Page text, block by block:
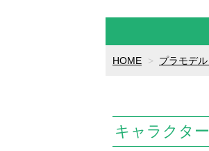
HOME プラモデル
キャラクタ